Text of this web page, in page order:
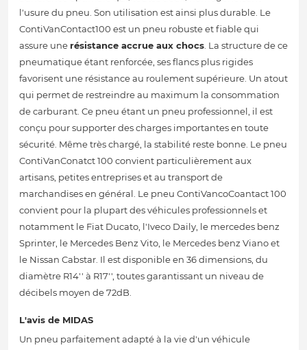
l'usure du pneu. Son utilisation est ainsi plus durable. Le
ContiVanContact100 est un pneu robuste et fiable qui
assure une résistance accrue aux chocs. La structure de ce
pneumatique étant renforcée, ses flancs plus rigides
favorisent une résistance au roulement supérieure. Un atout
qui permet de restreindre au maximum la consommation
de carburant. Ce pneu étant un pneu professionnel, il est
conçu pour supporter des charges importantes en toute
sécurité. Même très chargé, la stabilité reste bonne. Le pneu
ContiVanConatct 100 convient particulièrement aux
artisans, petites entreprises et au transport de
marchandises en général. Le pneu ContiVancoCoantact 100
convient pour la plupart des véhicules professionnels et
notamment le Fiat Ducato, l'Iveco Daily, le mercedes benz
Sprinter, le Mercedes Benz Vito, le Mercedes benz Viano et
le Nissan Cabstar. Il est disponible en 36 dimensions, du
diamètre R14'' à R17'', toutes garantissant un niveau de
décibels moyen de 72dB.
L'avis de MIDAS
Un pneu parfaitement adapté à la vie d'un véhicule